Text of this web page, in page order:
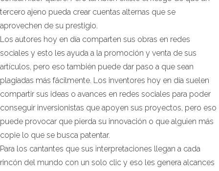
tercero ajeno pueda crear cuentas alternas que se
aprovechen de su prestigio.
Los autores hoy en día comparten sus obras en redes
sociales y esto les ayuda a la promoción y venta de sus
artículos, pero eso también puede dar paso a que sean
plagiadas más fácilmente. Los inventores hoy en día suelen
compartir sus ideas o avances en redes sociales para poder
conseguir inversionistas que apoyen sus proyectos, pero eso
puede provocar que pierda su innovación o que alguien más
copie lo que se busca patentar.
Para los cantantes que sus interpretaciones llegan a cada
rincón del mundo con un solo clic y eso les genera alcances